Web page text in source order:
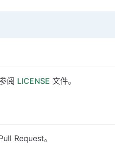
阅 LICENSE 文件。
Request。